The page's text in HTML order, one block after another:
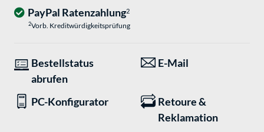
PayPal Ratenzahlung2
2Vorb. Kreditwürdigkeitsprüfung
Bestellstatus
abrufen
E-Mail
PC-Konfigurator
Retoure &
Reklamation